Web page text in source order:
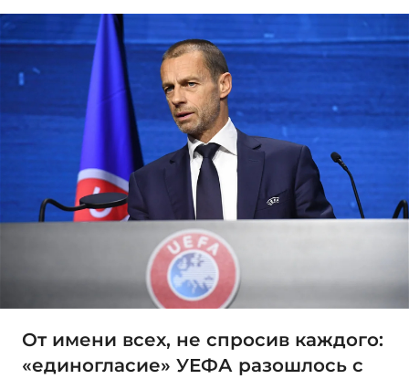
От имени всех, не спросив каждого:
«единогласие» УЕФА разошлось с